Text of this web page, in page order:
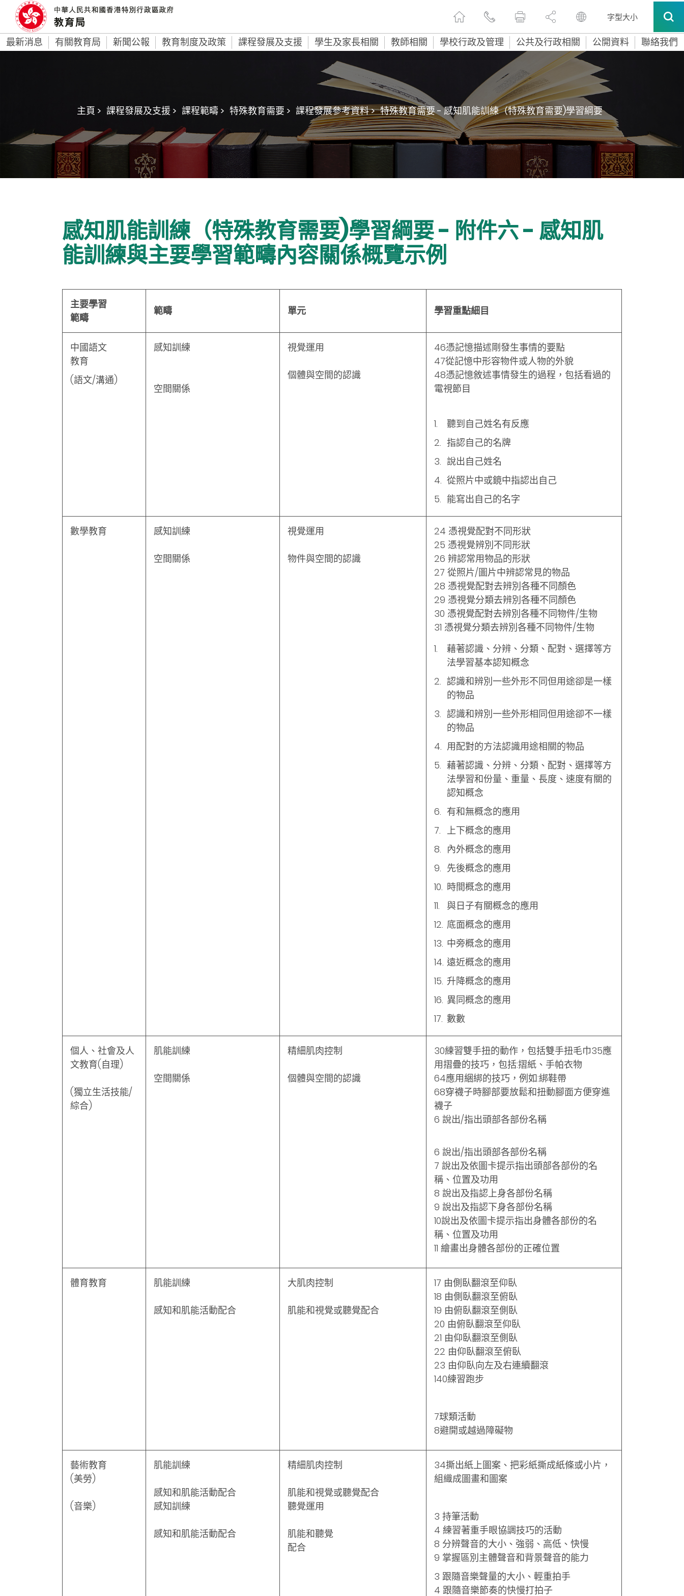
字型大小
最新消息 有關教育局 新聞公報 教育制度及政策 課程發展及支援 學生及家長相關 教師相關 學校行政及管理 公共及行政相關 公開資料 聯絡我們
主頁 > 課程發展及支援 > 課程範疇 > 特殊教育需要 > 課程發展參考資料 > 特殊教育需要 - 感知肌能訓練（特殊教育需要)學習綱要
感知肌能訓練（特殊教育需要)學習綱要 - 附件六 - 感知肌
能訓練與主要學習範疇內容關係概覽示例
主要學習
範疇
範疇 單元 學習重點細目
中國語文
教育
(語文/溝通)
感知訓練
空間關係
視覺運用
個體與空間的認識
46憑記憶描述剛發生事情的要點
47從記憶中形容物件或人物的外貌
48憑記憶敘述事情發生的過程，包括看過的
電視節目
聽到自己姓名有反應
指認自己的名牌
說出自己姓名
從照片中或鏡中指認出自己
能寫出自己的名字
數學教育 感知訓練
空間關係
視覺運用
物件與空間的認識
24 憑視覺配對不同形狀
25 憑視覺辨別不同形狀
26 辨認常用物品的形狀
27 從照片/圖片中辨認常見的物品
28 憑視覺配對去辨別各種不同顏色
29 憑視覺分類去辨別各種不同顏色
30 憑視覺配對去辨別各種不同物件/生物
31 憑視覺分類去辨別各種不同物件/生物
藉著認識、分辨、分類、配對、選擇等方
法學習基本認知概念
認識和辨別一些外形不同但用途卻是一樣
的物品
認識和辨別一些外形相同但用途卻不一樣
的物品
用配對的方法認識用途相關的物品
藉著認識、分辨、分類、配對、選擇等方
法學習和份量、重量、長度、速度有關的
認知概念
有和無概念的應用
上下概念的應用
內外概念的應用
先後概念的應用
時間概念的應用
與日子有關概念的應用
底面概念的應用
中旁概念的應用
遠近概念的應用
升降概念的應用
異同概念的應用
數數
個人、社會及人
文教育(自理)
(獨立生活技能/
綜合)
肌能訓練
空間關係
精細肌肉控制
個體與空間的認識
30練習雙手扭的動作，包括雙手扭毛巾35應
用摺疊的技巧，包括:摺紙、手帕衣物
64應用綑綁的技巧，例如:綁鞋帶
68穿襪子時腳部要放鬆和扭動腳面方便穿進
襪子
6 說出/指出頭部各部份名稱
6 說出/指出頭部各部份名稱
7 說出及依圖卡提示指出頭部各部份的名
稱、位置及功用
8 說出及指認上身各部份名稱
9 說出及指認下身各部份名稱
10說出及依圖卡提示指出身體各部份的名
稱、位置及功用
11 繪畫出身體各部份的正確位置
體育教育 肌能訓練
感知和肌能活動配合
大肌肉控制
肌能和視覺或聽覺配合
17 由側臥翻滾至仰臥
18 由側臥翻滾至俯臥
19 由俯臥翻滾至側臥
20 由俯臥翻滾至仰臥
21 由仰臥翻滾至側臥
22 由仰臥翻滾至俯臥
23 由仰臥向左及右連續翻滾
140練習跑步
7球類活動
8避開或越過障礙物
藝術教育
(美勞)
(音樂)
肌能訓練
感知和肌能活動配合
感知訓練
感知和肌能活動配合
精細肌肉控制
肌能和視覺或聽覺配合
聽覺運用
肌能和聽覺
配合
34撕出紙上圖案、把彩紙撕成紙條或小片，
組織成圖畫和圖案
3 持筆活動
4 練習著重手眼協調技巧的活動
8 分辨聲音的大小、強弱、高低、快慢
9 掌握區別主體聲音和背景聲音的能力
3 跟隨音樂聲量的大小、輕重拍手
4 跟隨音樂節奏的快慢打拍子